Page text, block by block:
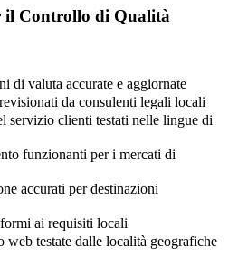
Controllo di Qualità
di valuta accurate e aggiornate
da consulenti legali locali
servizio clienti testati nelle lingue di
funzionanti per i mercati di
accurati per destinazioni
ai requisiti locali
web testate dalle località geografiche